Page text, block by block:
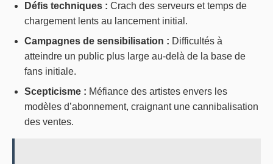
Défis techniques : Crach des serveurs et temps de
chargement lents au lancement initial.
Campagnes de sensibilisation : Difficultés à
atteindre un public plus large au-delà de la base de
fans initiale.
Scepticisme : Méfiance des artistes envers les
modèles d’abonnement, craignant une cannibalisation
des ventes.